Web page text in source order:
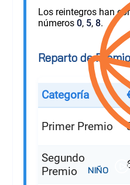
Los reintegros han
números 0, 5, 8.
Reparto de
Categoría
Primer Premio
Segundo
Premio